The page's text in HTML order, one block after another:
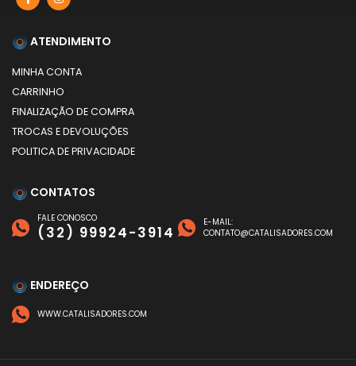
ATENDIMENTO
MINHA CONTA
CARRINHO
FINALIZAÇÃO DE COMPRA
TROCAS E DEVOLUÇÕES
POLITICA DE PRIVACIDADE
CONTATOS
FALE CONOSCO
(32) 99924-3914
E-MAIL:
CONTATO@CATALISADORES.COM
ENDEREÇO
WWW.CATALISADORES.COM